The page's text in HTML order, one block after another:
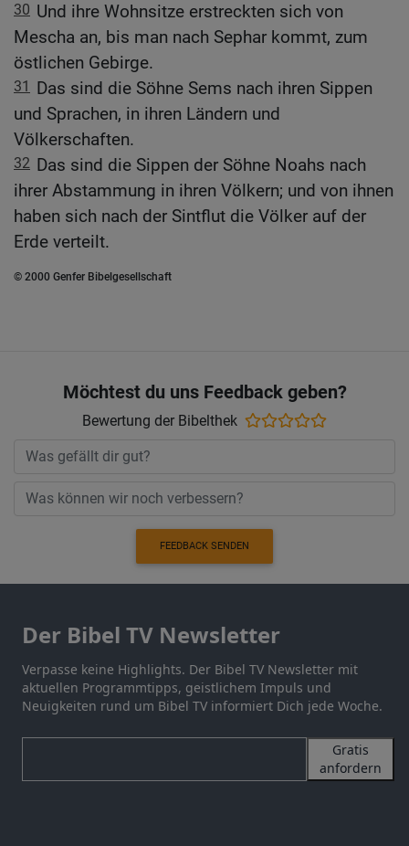
30 Und ihre Wohnsitze erstreckten sich von
Mescha an, bis man nach Sephar kommt, zum
östlichen Gebirge.
31
Das sind die Söhne Sems nach ihren Sippen
und Sprachen, in ihren Ländern und
Völkerschaften.
32 Das sind die Sippen der Söhne Noahs nach
ihrer Abstammung in ihren Völkern; und von ihnen
haben sich nach der Sintflut die Völker auf der
Erde verteilt.
© 2000 Genfer Bibelgesellschaft
Möchtest du uns Feedback geben?
Bewertung der Bibelthek
FEEDBACK SENDEN
Der Bibel TV Newsletter
Verpasse keine Highlights. Der Bibel TV Newsletter mit
aktuellen Programmtipps, geistlichem Impuls und
Neuigkeiten rund um Bibel TV informiert Dich jede Woche.
Gratis
anfordern